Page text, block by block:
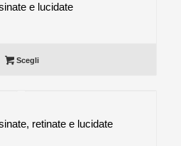
e lucidate
Scegli
retinate e lucidate